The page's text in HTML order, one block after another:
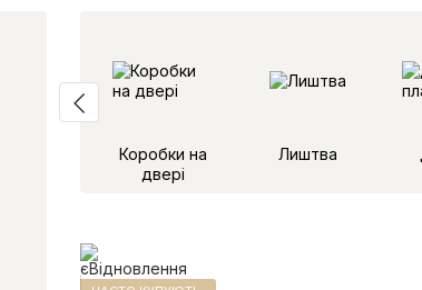
Коробки на
двері
Лиштва